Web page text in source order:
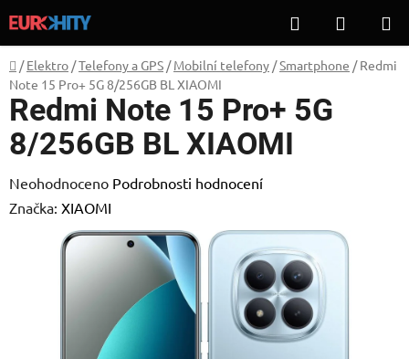
na
obsah
Hledat
KOŠÍK
Domů
/ Elektro /Telefony a GPS / Mobilní telefony /Smartphone / Redmi
Note 15 Pro+ 5G 8/256GB BL XIAOMI
Redmi Note 15 Pro+ 5G
8/256GB BL XIAOMI
Průměrné
hodnocení
produktu
Neohodnoceno Podrobnosti hodnocení
Značka: XIAOMI